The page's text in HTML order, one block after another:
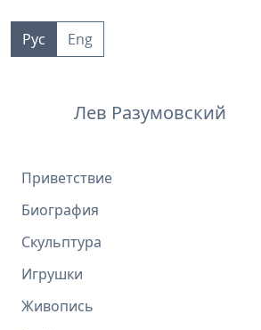
контенту
Рус Eng
Лев Разумовский
Приветствие
Биография
Скульптура
Игрушки
Живопись